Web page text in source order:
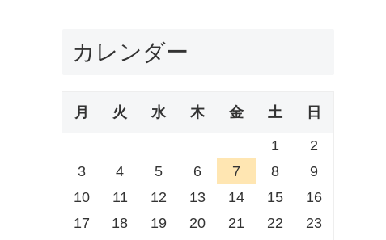
カレンダー
月 火 水 木 金 土 日
1
2
3
4 5 6 7 8
9
10
11 12 13 14 15
16
17
18 19 20 21 22
23